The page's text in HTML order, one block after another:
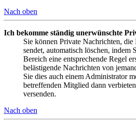
Nach oben
Ich bekomme ständig unerwünschte
Sie können Private Nachrichten,
sendet, automatisch löschen, indem
Bereich eine entsprechende Regel
belästigende Nachrichten von
Sie dies auch einem Administrator
betreffenden Mitglied dann
versenden.
Nach oben